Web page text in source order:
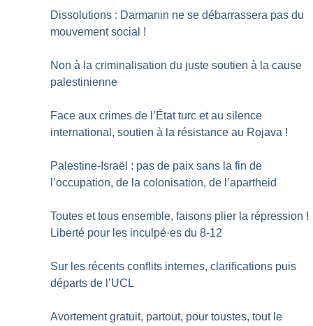
Dissolutions : Darmanin ne se débarrassera pas du
mouvement social !
Non à la criminalisation du juste soutien à la cause
palestinienne
Face aux crimes de l’État turc et au silence
international, soutien à la résistance au Rojava !
Palestine-Israël : pas de paix sans la fin de
l’occupation, de la colonisation, de l’apartheid
Toutes et tous ensemble, faisons plier la répression !
Liberté pour les inculpé·es du 8-12
Sur les récents conflits internes, clarifications puis
départs de l’UCL
Avortement gratuit, partout, pour toustes, tout le